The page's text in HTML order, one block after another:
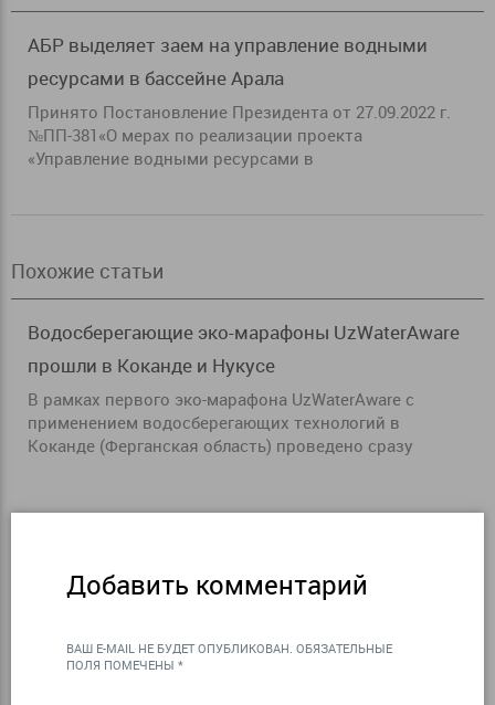
АБР выделяет заем на управление водными
ресурсами в бассейне Арала
Принято Постановление Президента от 27.09.2022 г.
№ПП-381«О мерах по реализации проекта
«Управление водными ресурсами в
Похожие статьи
Водосберегающие эко-марафоны UzWaterAware
прошли в Коканде и Нукусе
В рамках первого эко-марафона UzWaterАware с
применением водосберегающих технологий в
Коканде (Ферганская область) проведено сразу
Добавить комментарий
ВАШ E-MAIL НЕ БУДЕТ ОПУБЛИКОВАН. ОБЯЗАТЕЛЬНЫЕ
ПОЛЯ ПОМЕЧЕНЫ *